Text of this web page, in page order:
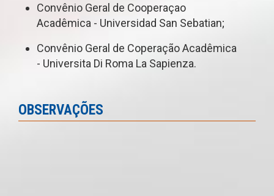
Convênio Geral de Cooperaçao
Acadêmica - Universidad San Sebatian;
Convênio Geral de Coperação Acadêmica
- Universita Di Roma La Sapienza.
OBSERVAÇÕES